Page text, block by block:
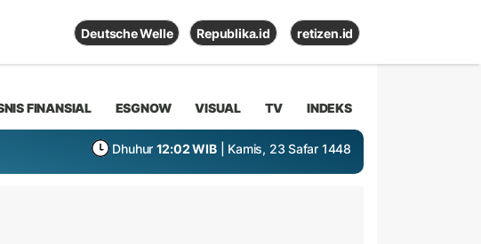
Deutsche Welle Republika.id retizen.id
FINANSIAL ESGNOW VISUAL TV INDEKS
Dhuhur 12:02 WIB | Kamis, 23 Safar 1448